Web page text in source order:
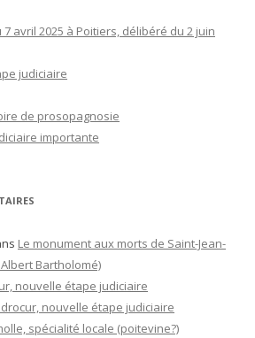
avril 2025 à Poitiers, délibéré du 2 juin
judiciaire
de prosopagnosie
importante
Le monument aux morts de Saint-Jean-
Bartholomé)
nouvelle étape judiciaire
nouvelle étape judiciaire
spécialité locale (poitevine?)